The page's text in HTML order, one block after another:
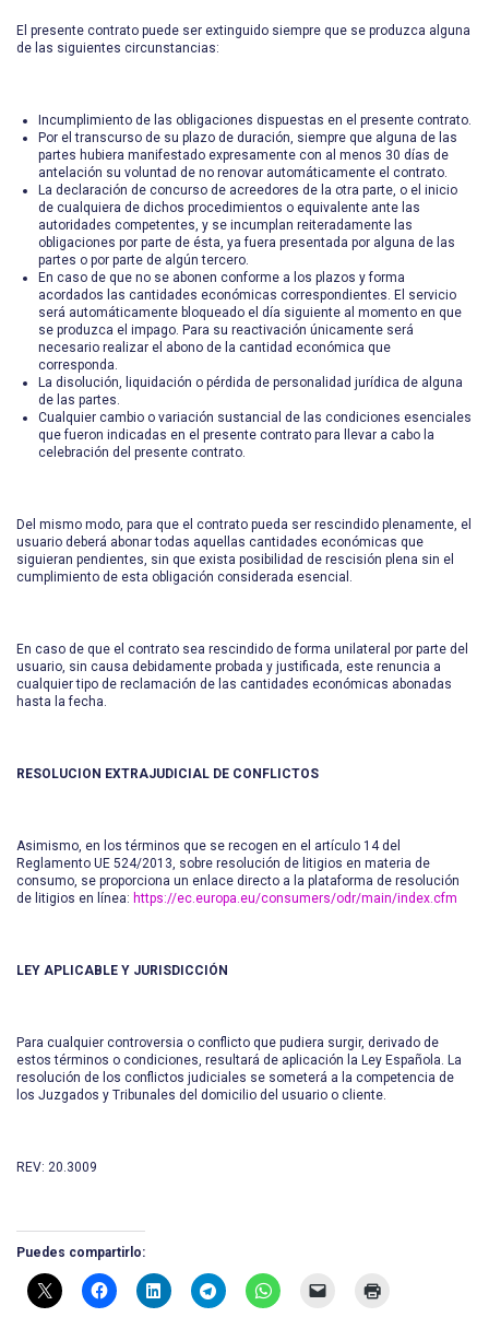
El presente contrato puede ser extinguido siempre que se produzca alguna
de las siguientes circunstancias:
Incumplimiento de las obligaciones dispuestas en el presente contrato.
Por el transcurso de su plazo de duración, siempre que alguna de las
partes hubiera manifestado expresamente con al menos 30 días de
antelación su voluntad de no renovar automáticamente el contrato.
La declaración de concurso de acreedores de la otra parte, o el inicio
de cualquiera de dichos procedimientos o equivalente ante las
autoridades competentes, y se incumplan reiteradamente las
obligaciones por parte de ésta, ya fuera presentada por alguna de las
partes o por parte de algún tercero.
En caso de que no se abonen conforme a los plazos y forma
acordados las cantidades económicas correspondientes. El servicio
será automáticamente bloqueado el día siguiente al momento en que
se produzca el impago. Para su reactivación únicamente será
necesario realizar el abono de la cantidad económica que
corresponda.
La disolución, liquidación o pérdida de personalidad jurídica de alguna
de las partes.
Cualquier cambio o variación sustancial de las condiciones esenciales
que fueron indicadas en el presente contrato para llevar a cabo la
celebración del presente contrato.
Del mismo modo, para que el contrato pueda ser rescindido plenamente, el
usuario deberá abonar todas aquellas cantidades económicas que
siguieran pendientes, sin que exista posibilidad de rescisión plena sin el
cumplimiento de esta obligación considerada esencial.
En caso de que el contrato sea rescindido de forma unilateral por parte del
usuario, sin causa debidamente probada y justificada, este renuncia a
cualquier tipo de reclamación de las cantidades económicas abonadas
hasta la fecha.
RESOLUCION EXTRAJUDICIAL DE CONFLICTOS
Asimismo, en los términos que se recogen en el artículo 14 del
Reglamento UE 524/2013, sobre resolución de litigios en materia de
consumo, se proporciona un enlace directo a la plataforma de resolución
de litigios en línea: https://ec.europa.eu/consumers/odr/main/index.cfm
LEY APLICABLE Y JURISDICCIÓN
Para cualquier controversia o conflicto que pudiera surgir, derivado de
estos términos o condiciones, resultará de aplicación la Ley Española. La
resolución de los conflictos judiciales se someterá a la competencia de
los Juzgados y Tribunales del domicilio del usuario o cliente.
REV: 20.3009
Puedes compartirlo: